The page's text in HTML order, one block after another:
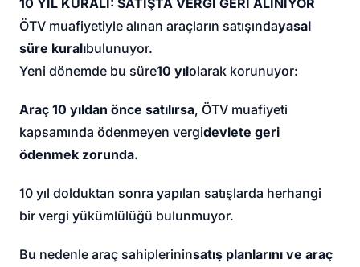
ÖTV muafiyetiyle alınan araçların satışındayasal
süre kuralıbulunuyor.
Yeni dönemde bu süre10 yılolarak korunuyor:
Araç 10 yıldan önce satılırsa, ÖTV muafiyeti
kapsamında ödenmeyen vergidevlete geri
ödenmek zorunda.
10 yıl dolduktan sonra yapılan satışlarda herhangi
bir vergi yükümlülüğü bulunmuyor.
Bu nedenle araç sahiplerininsatış planlarını ve araç